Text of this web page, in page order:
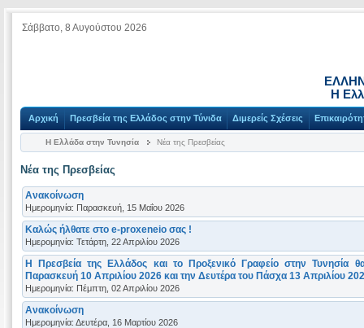
Σάββατο, 8 Αυγούστου 2026
Η
Αρχική Πρεσβεία της Ελλάδος στην Τύνιδα Διμερείς Σχέσεις
Η Ελλάδα στην Τυνησία Νέα της Πρεσβείας
Νέα της Πρεσβείας
Ανακοίνωση
Ημερομηνία: Παρασκευή, 15 Μαΐου 2026
Καλώς ήλθατε στο e-proxeneio σας !
Ημερομηνία: Τετάρτη, 22 Απριλίου 2026
Η Πρεσβεία της Ελλάδος και το Προξενικό Γραφείο στην Τυνησία
Παρασκευή 10 Απριλίου 2026 και την Δευτέρα του Πάσχα 13 Απριλίου
Ημερομηνία: Πέμπτη, 02 Απριλίου 2026
Ανακοίνωση
Ημερομηνία: Δευτέρα, 16 Μαρτίου 2026